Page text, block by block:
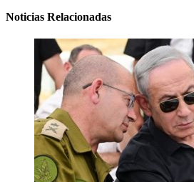
Noticias Relacionadas